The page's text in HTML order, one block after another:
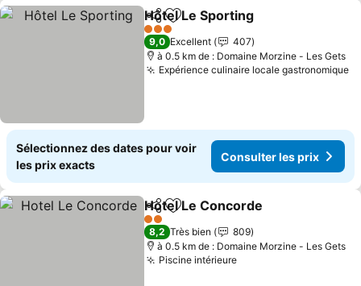
PartagerAjouter à mes favoris
Hôtel Le Sporting
3 Étoiles
9,0 Excellent
407
à 0.5 km de : Domaine Morzine - Les Gets
Expérience culinaire locale gastronomique
Sélectionnez des dates pour voir
les prix exacts
Consulter les prix
PartagerAjouter à mes favoris
Hotel Le Concorde
2 Étoiles
8,2 Très bien
809
à 0.5 km de : Domaine Morzine - Les Gets
Piscine intérieure